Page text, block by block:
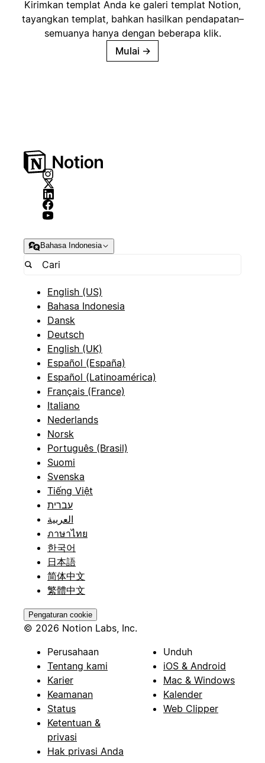
Kirimkan templat Anda ke galeri templat Notion,
tayangkan templat, bahkan hasilkan pendapatan–
semuanya hanya dengan beberapa klik.
Mulai →
Bahasa Indonesia
English (US)
Bahasa Indonesia
Dansk
Deutsch
English (UK)
Español (España)
Español (Latinoamérica)
Français (France)
Italiano
Nederlands
Norsk
Português (Brasil)
Suomi
Svenska
Tiếng Việt
עברית
العربية
ภาษาไทย
한국어
日本語
简体中文
繁體中文
Pengaturan cookie
© 2026 Notion Labs, Inc.
Perusahaan
Tentang kami
Karier
Keamanan
Status
Ketentuan &
privasi
Hak privasi Anda
Unduh
iOS & Android
Mac & Windows
Kalender
Web Clipper